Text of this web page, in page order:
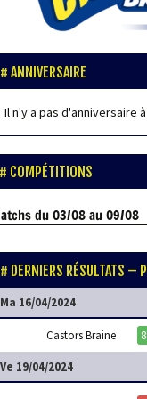
ANNIVERSAIRE
Il n'y a pas d'anniversaire
COMPÉTITIONS
du 03/08 au 09/08
DERNIERS RÉSULTATS –
Ma 16/04/2024
Castors Braine
Ve 19/04/2024